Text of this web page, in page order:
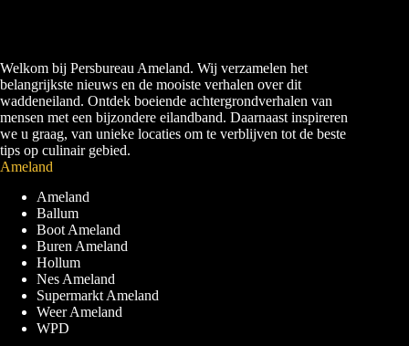
Welkom bij Persbureau Ameland. Wij verzamelen het
belangrijkste nieuws en de mooiste verhalen over dit
waddeneiland. Ontdek boeiende achtergrondverhalen van
mensen met een bijzondere eilandband. Daarnaast inspireren
we u graag, van unieke locaties om te verblijven tot de beste
tips op culinair gebied.
Ameland
Ameland
Ballum
Boot Ameland
Buren Ameland
Hollum
Nes Ameland
Supermarkt Ameland
Weer Ameland
WPD